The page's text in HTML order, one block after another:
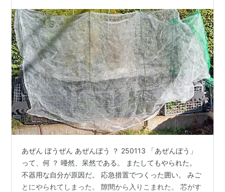
ああ金の世（明治40年）
増税節（明治43年）
むらさき節（明治44年）
奈良丸くずし（明治45年）
まっくろけ節*1（大正2年）
青島節（大正4年）
ノンキ節（大正7年）
「オレたちひょうきん族」の人気キャラクター「
とるケ」のテーマ曲「しっとるケ音頭」の原曲
あぜん ぼうぜん あぜんぼう ？ 250113 「あぜんぼう」
って、何 ？ 唖然、呆然である。 またしてもやられた。
不器用な自分が原因だ。 応急措置でつくった囲い。 みご
とにやられてしまった。 隙間から入りこまれた。 芯がす